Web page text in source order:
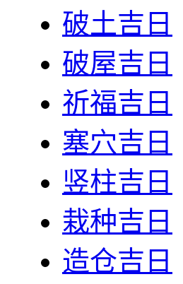
破土吉日
破屋吉日
祈福吉日
塞穴吉日
竖柱吉日
栽种吉日
造仓吉日